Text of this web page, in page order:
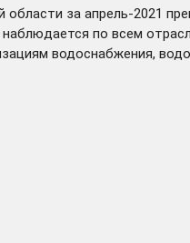
за апрель-2021
по всем
водоснабжения,